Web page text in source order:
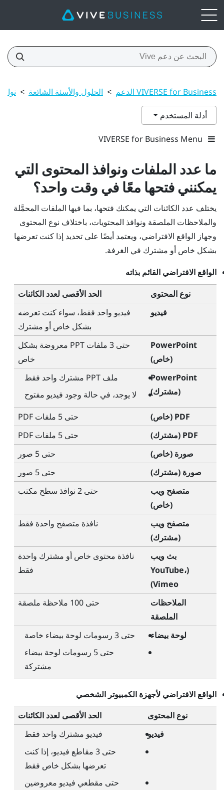
VIVERSE for Business الدعم > الحلول والأسئة الشائعة >
أدلة المستخدم
VIVERSE for Business Menu
ما عدد الملفات ونوافذ المحتوى التي
يمكنني فتحها معًا في وقت واحد؟
يختلف عدد الكائنات التي يمكنك فتحها، بما فيها الملفات المحمَّلة
والملاحظات الملصقة ونوافذ المحتويات، باختلاف نوع المحتوى
وجهاز الواقع الافتراضي، ويعتمد أيضًا على تحديد إذا كنت تعرضها
بشكل خاص أو مشترك في الغرفة.
الواقع الافتراضي القائم بذاته
نوع المحتوى
الحد الأقصى لعدد الكائنات
فيديو
فيديو واحد فقط، سواء كنت تعرضه
بشكل خاص أو مشترك
PowerPoint
(خاص)
حتى 3 ملفات PPT معروضة بشكل
خاص
PowerPoint
(مشترك)
ملف PPT مشترك واحد فقط
لا يوجد، في حالة وجود فيديو مفتوح
PDF (خاص)
حتى 5 ملفات PDF
PDF (مشترك)
حتى 5 ملفات PDF
صورة (خاص)
حتى 5 صور
صورة (مشترك)
حتى 5 صور
متصفح ويب
(خاص)
حتى 2 نوافذ سطح مكتب
متصفح ويب
(مشترك)
نافذة متصفح واحدة فقط
بث ويب
(
YouTube،
Vimeo
)
نافذة محتوى خاص أو مشترك واحدة
فقط
الملاحظات
الملصقة
حتى 100 ملاحظة ملصقة
لوحة بيضاء
حتى 3 رسومات لوحة بيضاء خاصة
حتى 5 رسومات لوحة بيضاء
مشتركة
الواقع الافتراضي لأجهزة الكمبيوتر الشخصي
نوع المحتوى
الحد الأقصى لعدد الكائنات
فيديو
فيديو مشترك واحد فقط
حتى 3 مقاطع فيديو، إذا كنت
تعرضها بشكل خاص فقط
حتى مقطعي فيديو معروضين